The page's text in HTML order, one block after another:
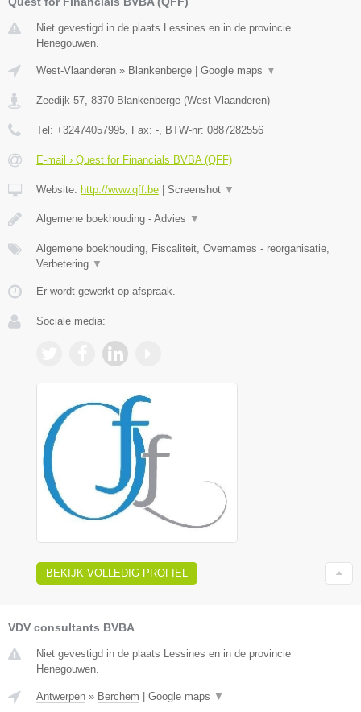
Niet gevestigd in de plaats Lessines en in de provincie
Henegouwen.
West-Vlaanderen » Blankenberge Google maps ▼
Zeedijk 57, 8370 Blankenberge (West-Vlaanderen)
Tel: +32474057995, Fax: -, BTW-nr: 0887282556
E-mail › Quest for Financials BVBA (QFF)
Website: http://www.qff.be Screenshot ▼
Algemene boekhouding - Advies ▼
Algemene boekhouding, Fiscaliteit, Overnames - reorganisatie,
Verbetering ▼
Er wordt gewerkt op afspraak.
Sociale media:
BEKIJK VOLLEDIG PROFIEL
VDV consultants BVBA
Niet gevestigd in de plaats Lessines en in de provincie
Henegouwen.
Antwerpen » Berchem Google maps ▼